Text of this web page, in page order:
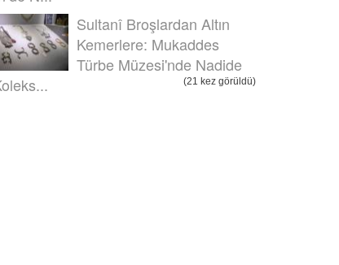
Sultanî Broşlardan Altın
Kemerlere: Mukaddes
Türbe Müzesi'nde Nadide
(21 kez görüldü)